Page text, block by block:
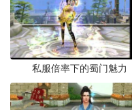
私服倍率下的蜀门魅力